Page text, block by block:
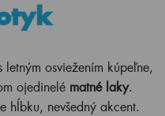
osviežením kúpeľne,
ojedinelé matné laky.
hĺbku, nevšedný akcent.